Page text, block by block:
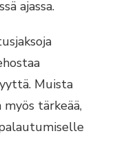
ajassa.
Muista
tärkeää,